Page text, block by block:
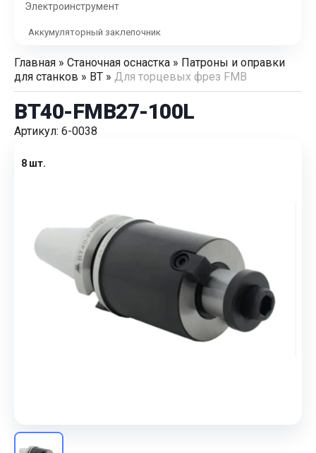
Электроинструмент
Аккумуляторный заклепочник
Главная » Станочная оснастка » Патроны и оправки
для станков » BT » Для торцевых фрез FMB
BT40-FMB27-100L
Артикул: 6-0038
8 шт.